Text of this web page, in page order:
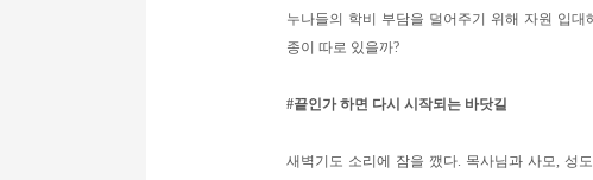
누나들의 학비 부담을 덜어주기 위해 자원 입
종이 따로 있을까?
#끝인가 하면 다시 시작되는 바닷길
새벽기도 소리에 잠을 깼다. 목사님과 사모, 성